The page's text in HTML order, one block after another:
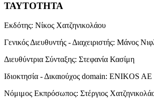
ΤΑΥΤΟΤΗΤΑ
Εκδότης: Νίκος Χατζηνικολάου
Γενικός Διευθυντής - Διαχειριστής: Μάνος
Διευθύντρια Σύνταξης: Στεφανία Κασίμη
Ιδιοκτησία - Δικαιούχος domain: ENIKOS AE
Νόμιμος Εκπρόσωπος: Στέργιος